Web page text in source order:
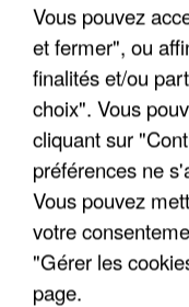
APRÈS TOUTES
DE FAUNE
Vous pouvez
et fermer", ou
finalités et/ou
choix". Vous
cliquant sur
préférences ne
Vous pouvez
votre
"Gérer les
page.